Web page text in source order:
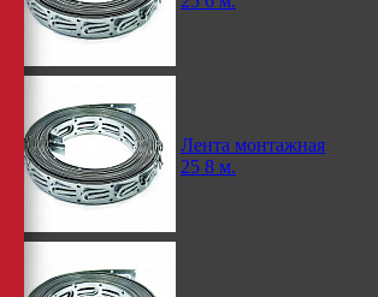
Лента монтажная
25 8 м.